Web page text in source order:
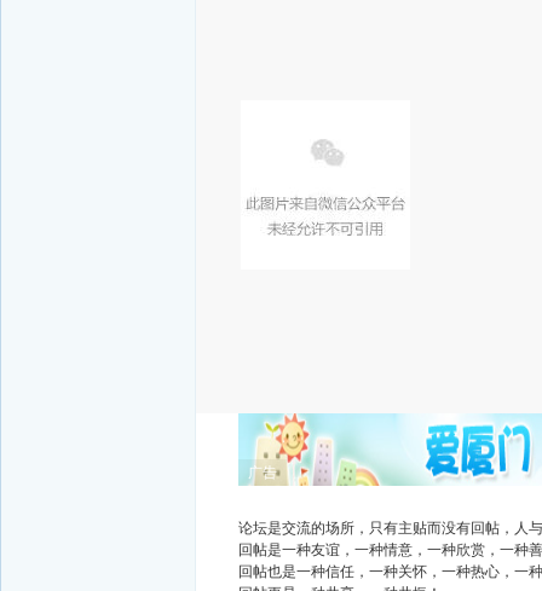
广告
论坛是交流的场所，只有主贴而没有回帖，人
回帖是一种友谊，一种情意，一种欣赏，一种
回帖也是一种信任，一种关怀，一种热心，一